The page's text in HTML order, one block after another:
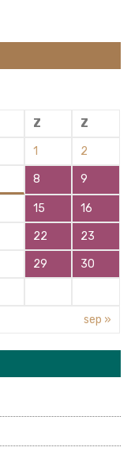
Z Z
1 2
8 9
15 16
22 23
29 30
sep »